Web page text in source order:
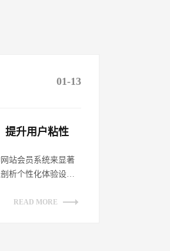
01-13
提升用户粘性​
站会员系统来显著
析个性化体验设
READ MORE